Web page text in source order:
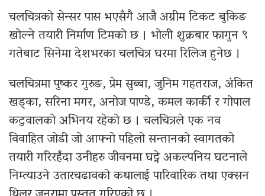
चलचित्रको सेन्सर पास भएसँगै आजै अग्रीम टिकट बुकिङ
खोल्ने तयारी निर्माण टिमको छ । भोली शुक्रबार फागुन ९
गतेबाट सिनेमा देशभरका चलचित्र घरमा रिलिज हुनेछ ।
चलचित्रमा पुष्कर गुरुङ, प्रेम सुब्बा, जुनिम गहतराज, अंकित
खड्का, सरिना मगर, अनोज पाण्डे, कमल कार्की र गोपाल
कटुवालको अभिनय रहेको छ । चलचित्रले एक नव
विवाहित जोडी जो आफ्नो पहिलो सन्तानको स्वागतको
तयारी गरिरहँदा उनीहरु जीवनमा घट्ने अकल्पनिय घटनाले
निम्त्याउने उतारचढावको कथालाई पारिवारिक तथा एक्सन